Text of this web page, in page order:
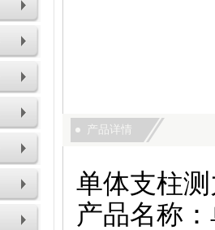
产品详情
单体支柱
产品名称